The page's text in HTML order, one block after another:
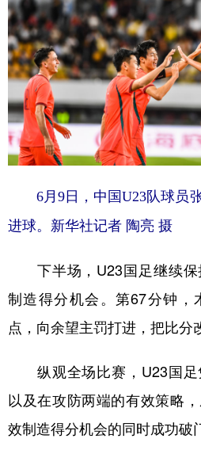
Русский язык
Deutsch Português
6月9日，中国U23队球员
进球。新华社记者 陶亮 摄
下半场，U23国足继续保
制造得分机会。第67分钟，
点，向余望主罚打进，把比分
纵观全场比赛，U23国足
以及在攻防两端的有效策略
效制造得分机会的同时成功破